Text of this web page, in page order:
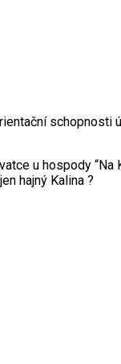
schopnosti
u hospody “Na
hajný Kalina ?